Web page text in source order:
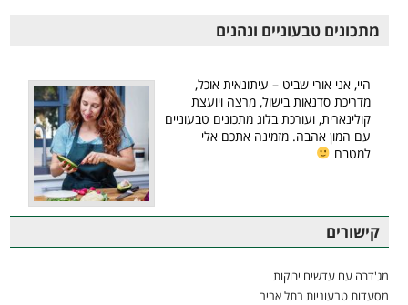
מתכונים טבעוניים ונהנים
היי, אני אורי שביט – עיתונאית אוכל,
מדריכת סדנאות בישול, מרצה ויועצת
קולינארית, ועורכת בלוג מתכונים טבעוניים
עם המון אהבה. מזמינה אתכם אלי
למטבח
קישורים
מג'דרה עם עדשים ירוקות
מסעדות טבעוניות בתל אביב